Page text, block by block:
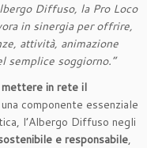
Diffuso, la Pro Loco
in sinergia per offrire,
attività, animazione
semplice soggiorno.”
mettere in rete il
componente essenziale
l’Albergo Diffuso negli
e responsabile,